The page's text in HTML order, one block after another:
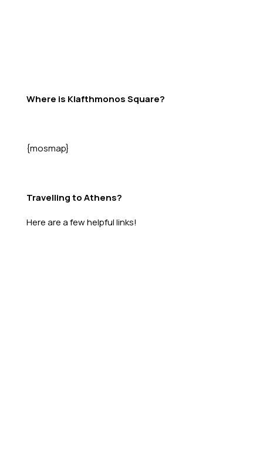
Where is Klafthmonos Square?
{mosmap}
Travelling to Athens?
Here are a few helpful links!